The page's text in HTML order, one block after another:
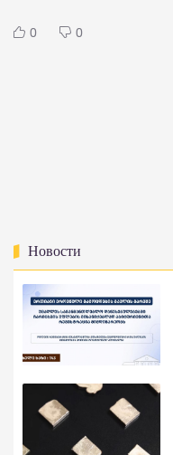
0 0
Новости